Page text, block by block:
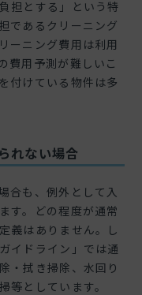
担とする」という特
であるクリーニング
ーニング費用は利用
費用予測が難しいこ
付けている物件は多
れない場合
合も、例外として入
す。どの程度が通常
義はありません。し
イドライン」では通
・拭き掃除、水回り
等としています。